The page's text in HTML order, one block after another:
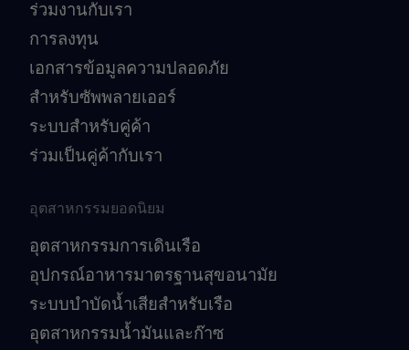
ร่วมงานกับเรา
การลงทุน
เอกสารข้อมูลความปลอดภัย
สำหรับซัพพลายเออร์
ระบบสำหรับคู่ค้า
ร่วมเป็นคู่ค้ากับเรา
อุตสาหกรรมยอดนิยม
อุตสาหกรรมการเดินเรือ
อุปกรณ์อาหารมาตรฐานสุขอนามัย
ระบบบำบัดน้ำเสียสำหรับเรือ
อุตสาหกรรมน้ำมันและก๊าซ